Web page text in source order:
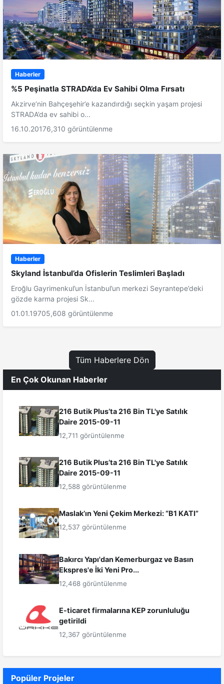
Haberler
%5 Peşinatla STRADA’da Ev Sahibi Olma Fırsatı
Akzirve’nin Bahçeşehir’e kazandırdığı seçkin yaşam projesi
STRADA’da ev sahibi o...
16.10.20176,310 görüntülenme
Haberler
Skyland İstanbul’da Ofislerin Teslimleri Başladı
Eroğlu Gayrimenkul’un İstanbul’un merkezi Seyrantepe’deki
gözde karma projesi Sk...
01.01.19705,608 görüntülenme
Tüm Haberlere Dön
En Çok Okunan Haberler
216 Butik Plus’ta 216 Bin TL'ye Satılık
Daire 2015-09-11
12,711 görüntülenme
216 Butik Plus’ta 216 Bin TL'ye Satılık
Daire 2015-09-11
12,588 görüntülenme
Maslak’ın Yeni Çekim Merkezi: “B1 KATI”
12,537 görüntülenme
Bakırcı Yapı'dan Kemerburgaz ve Basın
Ekspres'e İki Yeni Pro...
12,468 görüntülenme
E-ticaret firmalarına KEP zorunluluğu
getirildi
12,367 görüntülenme
Popüler Projeler